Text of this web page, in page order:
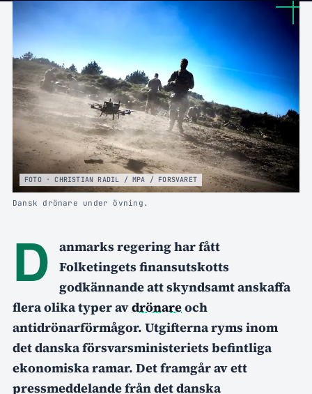
FOTO · CHRISTIAN RADIL / MPA / FORSVARET
Dansk drönare under övning.
D
anmarks regering har fått
Folketingets finansutskotts
godkännande att skyndsamt anskaffa
flera olika typer avdrönareoch
antidrönarförmågor. Utgifterna ryms inom
det danska försvarsministeriets befintliga
ekonomiska ramar. Det framgår av ett
pressmeddelande från det danska